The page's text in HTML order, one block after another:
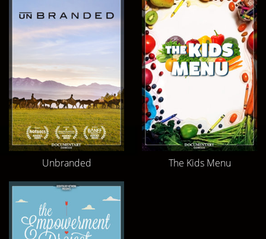
Unbranded The Kids Menu